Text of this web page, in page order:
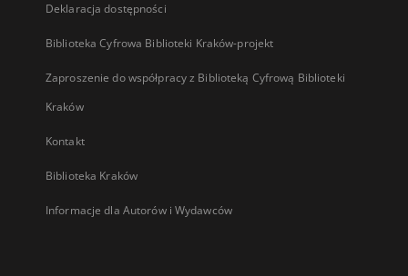
Deklaracja dostępności
Biblioteka Cyfrowa Biblioteki Kraków-projekt
Zaproszenie do współpracy z Biblioteką Cyfrową Biblioteki
Kraków
Kontakt
Biblioteka Kraków
Informacje dla Autorów i Wydawców